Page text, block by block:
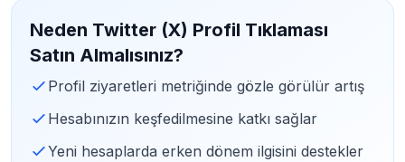
Neden Twitter (X) Profil Tıklaması
Satın Almalısınız?
Profil ziyaretleri metriğinde gözle görülür artış
Hesabınızın keşfedilmesine katkı sağlar
Yeni hesaplarda erken dönem ilgisini destekler